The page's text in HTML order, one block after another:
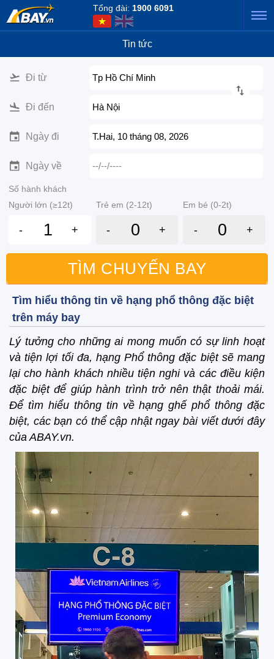
Tổng đài: 1900 6091
Tin tức
Đi từ Tp Hồ Chí Minh
Đi đến Hà Nội
Ngày đi T.Hai, 10 tháng 08, 2026
Ngày về --/--/----
Số hành khách
Người lớn (≥12t)
Trẻ em (2-12t) Em bé (0-2t)
- + - + - +
TÌM CHUYẾN BAY
Tìm hiểu thông tin về hạng phổ thông đặc biệt
trên máy bay
Lý tưởng cho những ai mong muốn có sự linh hoạt
và tiện lợi tối đa, hạng Phổ thông đặc biệt sẽ mang
lại cho hành khách nhiều tiện nghi và các điều kiện
đặc biệt để giúp hành trình trở nên thật thoải mái.
Để tìm hiểu thông tin về hạng ghế phổ thông đặc
biệt, các bạn có thể cập nhật ngay bài viết dưới đây
của ABAY.vn.